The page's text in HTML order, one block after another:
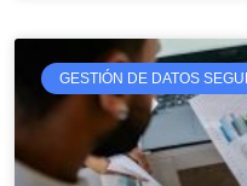
GESTIÓN DE DATOS